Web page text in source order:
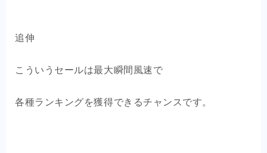
追伸
こういうセールは最大瞬間風速で
各種ランキングを獲得できるチャンスです。